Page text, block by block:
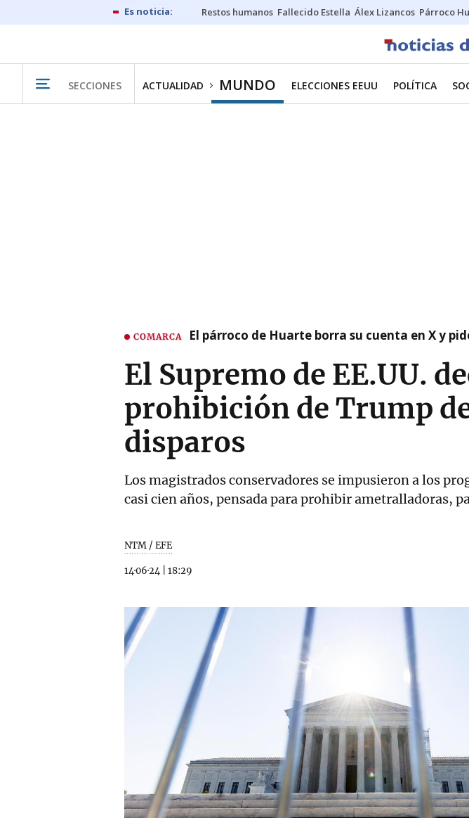
Restos humanos Fallecido Estella Álex Lizancos Párroco
SECCIONES ACTUALIDAD MUNDO ELECCIONES EEUU POLÍTICA
COMARCA El párroco de Huarte borra su cuenta en X y
El Supremo de EE.UU.
prohibición de Trump
disparos
Los magistrados conservadores se impusieron a los
casi cien años, pensada para prohibir ametralladoras,
NTM / EFE
14·06·24 18:29